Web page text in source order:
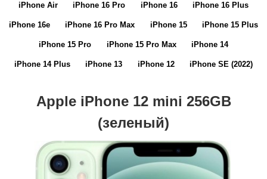
iPhone Air iPhone 16 Pro iPhone 16 iPhone 16 Plus
iPhone 16e iPhone 16 Pro Max iPhone 15 iPhone 15 Plus
iPhone 15 Pro iPhone 15 Pro Max iPhone 14
iPhone 14 Plus iPhone 13 iPhone 12 iPhone SE (2022)
Apple iPhone 12 mini 256GB
(зеленый)